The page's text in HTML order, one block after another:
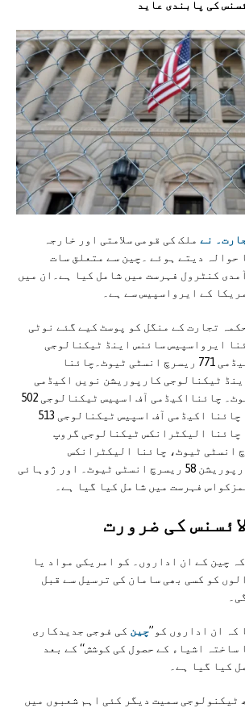
کی پابندی عاید
نے ملک کی قومی سلامتی اور خارجہ
حوالہ دیتے ہوئے ۔چین سے متعلق سات
کنٹرول فہرست میں شامل کیا ہے۔ان میں
کے ایرواسپیس سے ہے۔
تجارت کے منگل کو پوسٹ کیے گئے نوٹی
ایرواسپیس سائنس اینڈ ٹیکنالوجی
کارپوریشن نویں اکیڈمی 771 ریسرچ انسٹی ٹیوٹ۔چائنا
ٹیکنالوجی کارپوریشن نویں اکیڈمی
772 ریسرچ انسٹی ٹیوٹ۔ چائنااکیڈمی آف اسپیس ٹیکنالوجی 502
ریسرچ انسٹی ٹیوٹ، چائنا اکیڈمی آف اسپیس ٹیکنالوجی 513
چائنا الیکٹرانکس ٹیکنالوجی گروپ
43 ریسرچ انسٹی ٹیوٹ، چائنا الیکٹرانکس
ٹیکنالوجی گروپ کارپوریشن 58 ریسرچ انسٹی ٹیوٹ۔ اور ژوہائی
فہرست میں شامل کیا گیا ہے۔
کی ضرورت
چین کے ان اداروں۔ کو امریکی مواد یا
کو کسی بھی سامان کی ترسیل سے قبل
ان اداروں کو’’چین کی فوجی جدیدکاری
اشیاء کے حصول کی کوشش‘‘ کے بعد
کیا گیا ہے۔
ٹيکنولوجی سميت ديگر کئی اہم شعبوں ميں